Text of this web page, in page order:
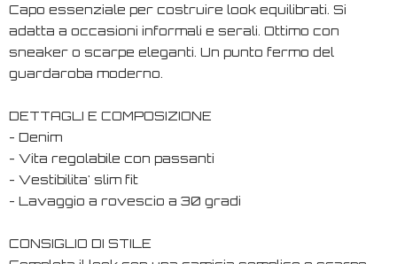
Capo essenziale per costruire look equilibrati. Si
adatta a occasioni informali e serali. Ottimo con
sneaker o scarpe eleganti. Un punto fermo del
guardaroba moderno.
DETTAGLI E COMPOSIZIONE
- Denim
- Vita regolabile con passanti
- Vestibilita' slim fit
- Lavaggio a rovescio a 30 gradi
CONSIGLIO DI STILE